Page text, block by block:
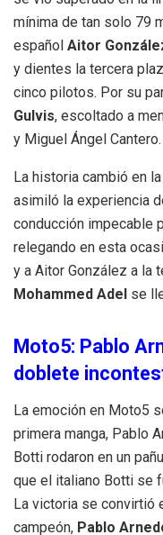
mínima de tan solo 79
español Aitor
y dientes la tercera
cinco pilotos. Por su
Gulvis, escoltado a
y Miguel Ángel Cantero.
La historia cambió en
asimiló la experiencia
conducción impecable
relegando en esta
y a Aitor González a la
Mohammed Adel se
Moto5: Pablo
doblete
La emoción en Moto5
primera manga, Pablo
Botti rodaron en un
que el italiano Botti se
La victoria se convirtió
campeón, Pablo